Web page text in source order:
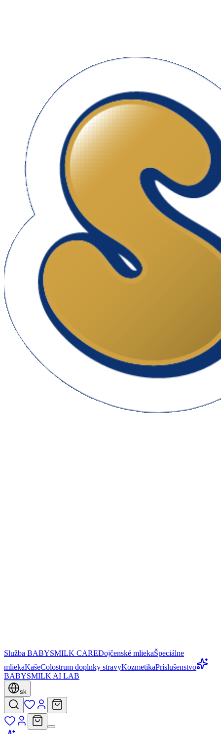
Služba BABYSMILK CAREDojčenské mliekaŠpeciálne
mliekaKašeColostrum doplnky stravyKozmetikaPríslušenstvo
BABYSMILK AI LAB
sk